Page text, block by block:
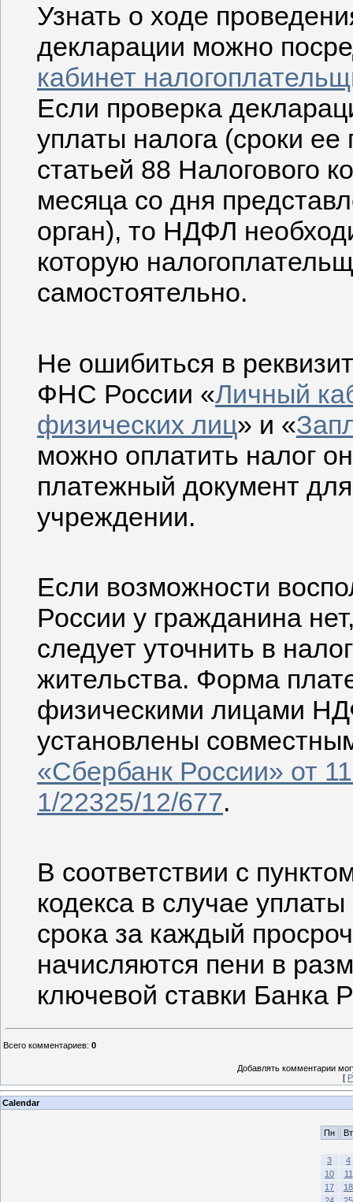
Узнать о ходе
декларации можно
кабинет
Если проверка
уплаты налога (сроки
статьей 88 Налогового
месяца со дня
орган), то НДФЛ
которую
самостоятельно.
Не ошибиться в
ФНС России «Личный
физических лиц» и «
можно оплатить налог
платежный документ
учреждении.
Если возможности
России у гражданина
следует уточнить в
жительства. Форма
физическими лицами
установлены
«Сбербанк России» от
1/22325/12/677.
В соответствии с
кодекса в случае
срока за каждый
начисляются пени в
ключевой ставки Банка
Всего комментариев: 0
Добавлять комментарии
[
Calendar
Пн Вт
3
4
10
11
17
18